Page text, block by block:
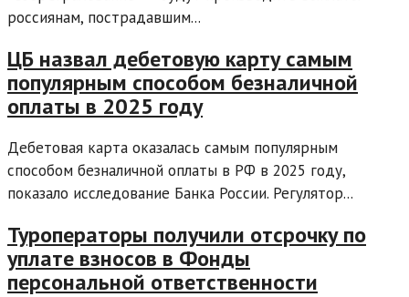
россиянам, пострадавшим...
ЦБ назвал дебетовую карту самым
популярным способом безналичной
оплаты в 2025 году
Дебетовая карта оказалась самым популярным
способом безналичной оплаты в РФ в 2025 году,
показало исследование Банка России. Регулятор...
Туроператоры получили отсрочку по
уплате взносов в Фонды
персональной ответственности